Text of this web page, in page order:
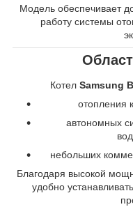
Модель обеспечивает
работу системы
Котел Samsung
отопления
автономных
небольших
Благодаря высокой
удобно